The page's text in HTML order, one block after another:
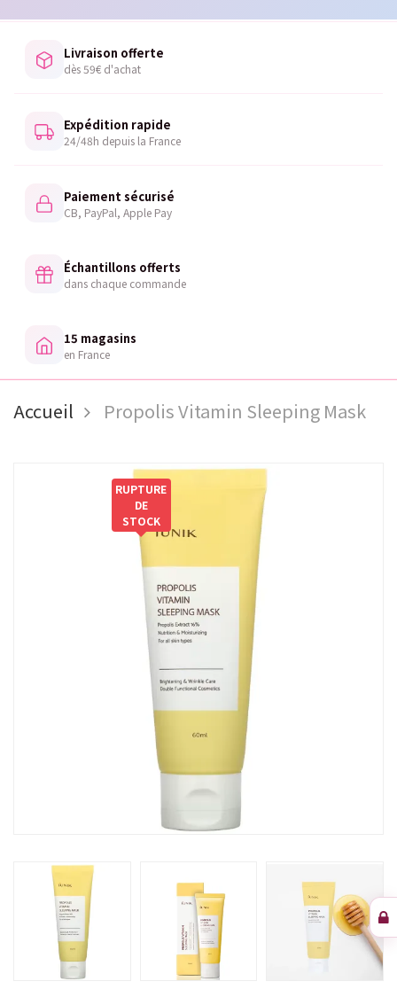
Livraison offerte
dès 59€ d'achat
Expédition rapide
24/48h depuis la France
Paiement sécurisé
CB, PayPal, Apple Pay
Échantillons offerts
dans chaque commande
15 magasins
en France
Accueil Propolis Vitamin Sleeping Mask
RUPTURE
DE
STOCK